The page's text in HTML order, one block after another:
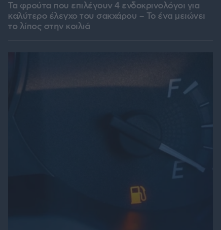
Τα φρούτα που επιλέγουν 4 ενδοκρινολόγοι για
καλύτερο έλεγχο του σακχάρου – Το ένα μειώνει
το λίπος στην κοιλιά